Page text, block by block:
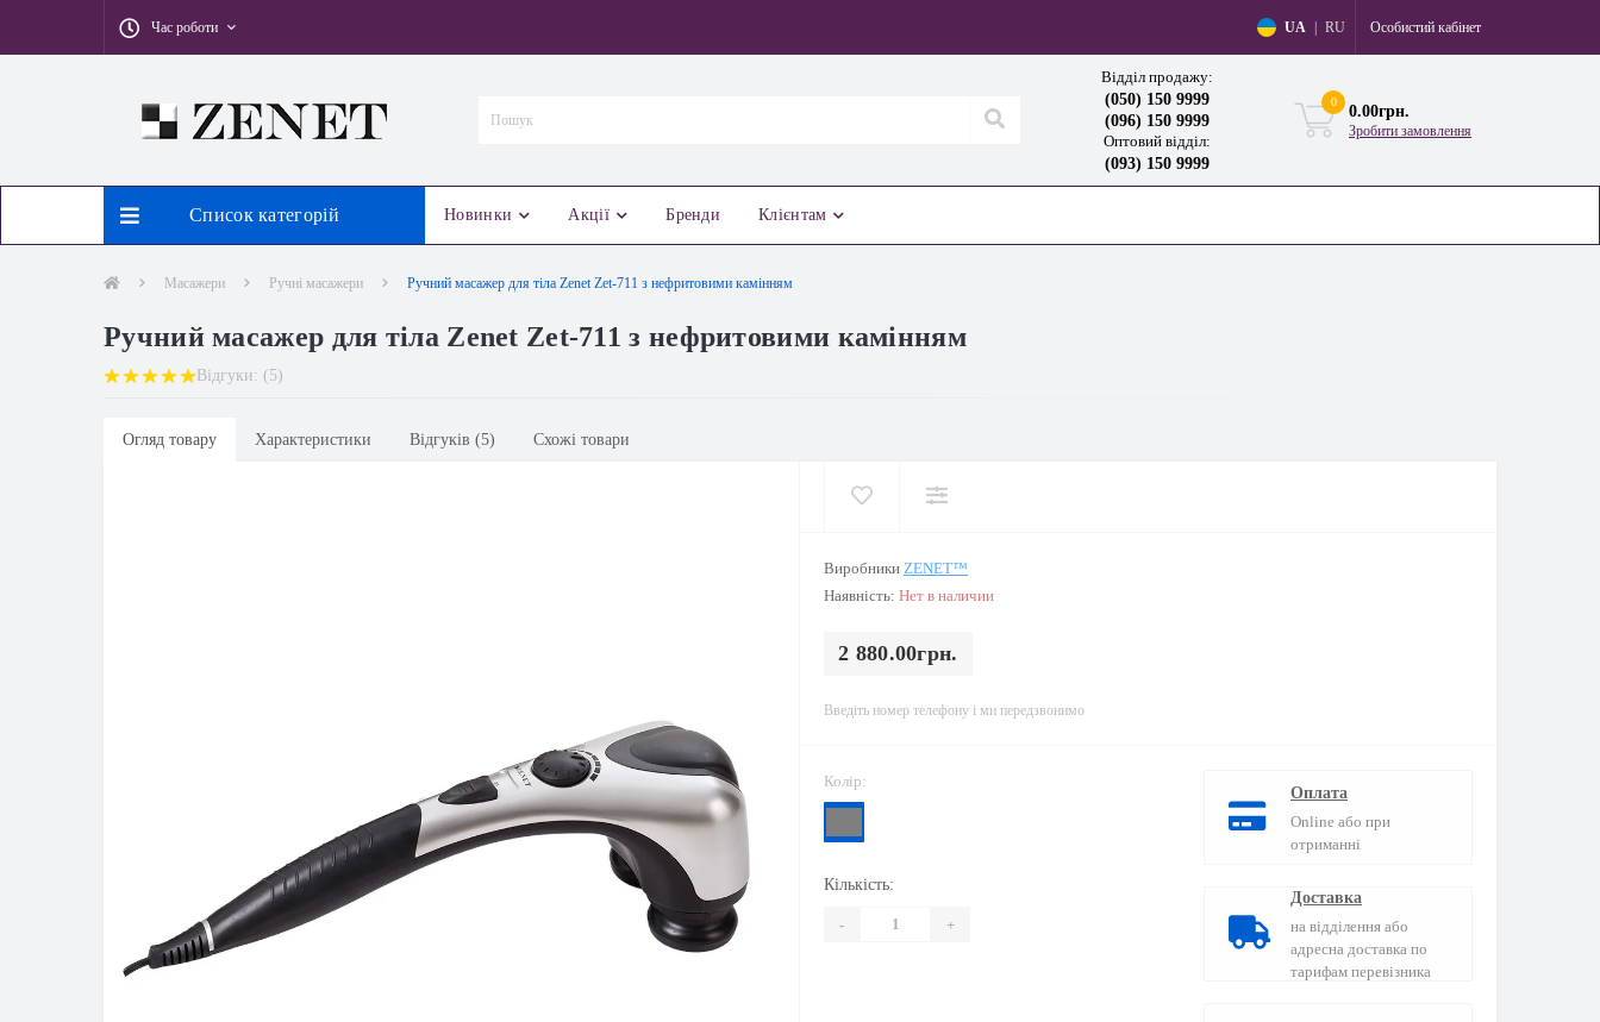
Час роботи UA RU Особистий кабінет
Відділ продажу:
(050) 150 9999
(096) 150 9999
Оптовий відділ:
(093) 150 9999
0
0.00грн.
Зробити замовлення
Список категорій Новинки Акції Бренди Клієнтам
Масажери Ручні масажери Ручний масажер для тіла Zenet Zet-711 з нефритовими камінням
Ручний масажер для тіла Zenet Zet-711 з нефритовими камінням
Відгуки: (5)
Огляд товару Характеристики Відгуків (5) Схожі товари
Виробники ZENET™
Наявність: Нет в наличии
2 880.00грн.
Введіть номер телефону і ми передзвонимо
Колір:
Кількість:
- +
Оплата
Online або при
отриманні
Доставка
на відділення або
адресна доставка по
тарифам перевізника